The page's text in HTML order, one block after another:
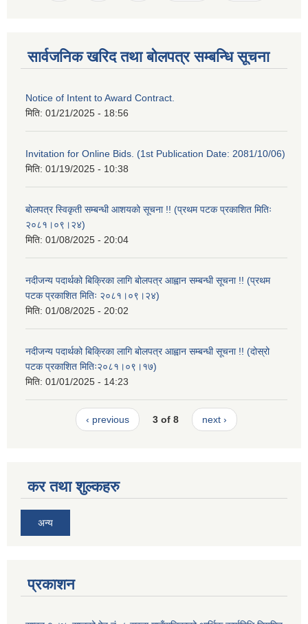
सार्वजनिक खरिद तथा बोलपत्र सम्बन्धि सूचना
Notice of Intent to Award Contract.
मिति: 01/21/2025 - 18:56
Invitation for Online Bids. (1st Publication Date: 2081/10/06)
मिति: 01/19/2025 - 10:38
बोलपत्र स्विकृती सम्बन्धी आशयको सूचना !! (प्रथम पटक प्रकाशित मितिः
२०८१।०९।२४)
मिति: 01/08/2025 - 20:04
नदीजन्य पदार्थको बिक्रिका लागि बोलपत्र आह्वान सम्बन्धी सूचना !! (प्रथम
पटक प्रकाशित मितिः २०८१।०९।२४)
मिति: 01/08/2025 - 20:02
नदीजन्य पदार्थको बिक्रिका लागि बोलपत्र आह्वान सम्बन्धी सूचना !! (दोस्रो
पटक प्रकाशित मितिः२०८१।०९।१७)
मिति: 01/01/2025 - 14:23
‹ previous 3 of 8 next ›
कर तथा शुल्कहरु
अन्य
प्रकाशन